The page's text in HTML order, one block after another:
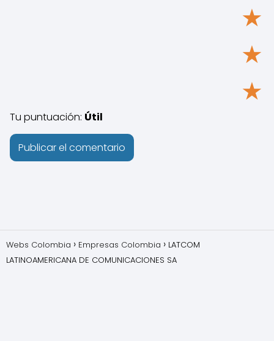
★
★
★
Tu puntuación: Útil
Webs Colombia Empresas Colombia
LATCOM
LATINOAMERICANA DE COMUNICACIONES SA